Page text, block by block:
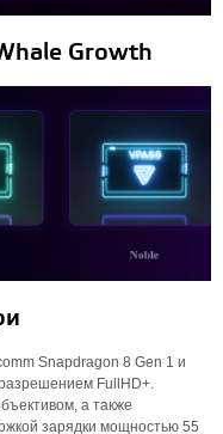
Growth
Snapdragon 8 Gen 1 и
FullHD+.
а также
зарядки мощностью 55